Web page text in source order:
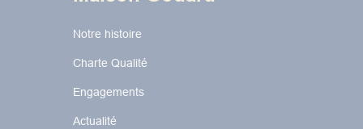
Notre histoire
Charte Qualité
Engagements
Actualité